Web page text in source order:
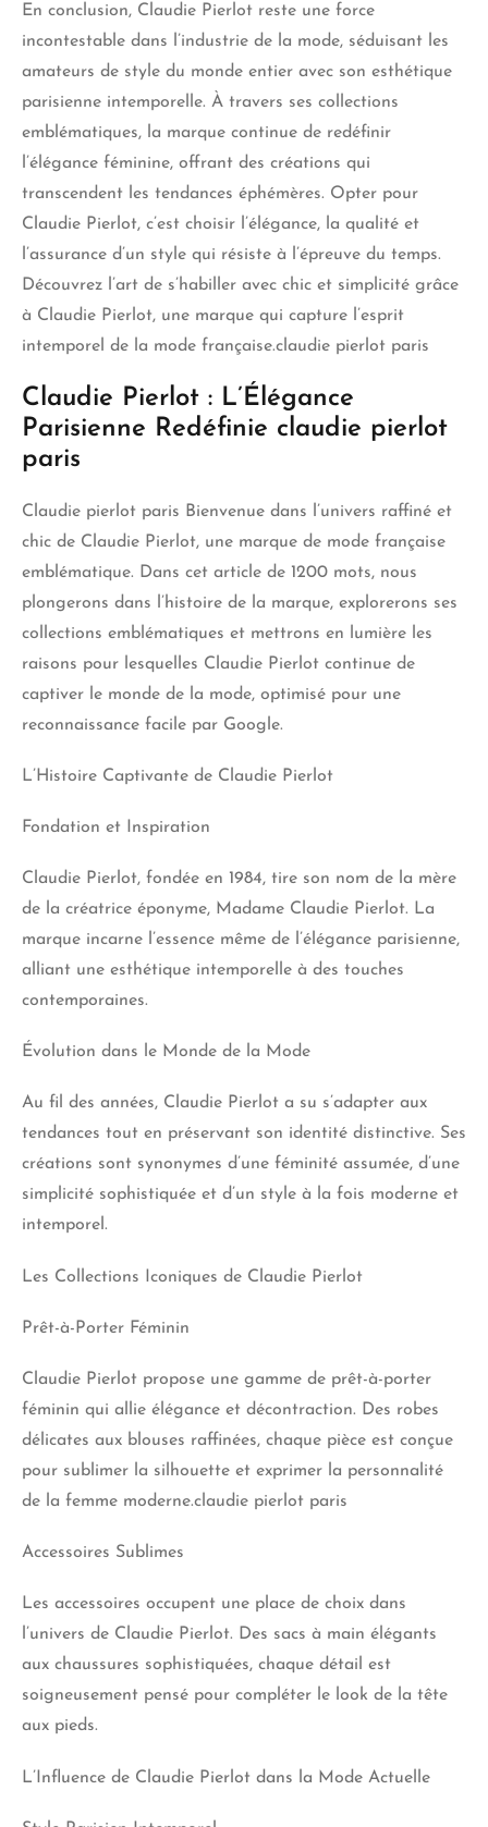
En conclusion, Claudie Pierlot reste une force
incontestable dans l’industrie de la mode, séduisant les
amateurs de style du monde entier avec son esthétique
parisienne intemporelle. À travers ses collections
emblématiques, la marque continue de redéfinir
l’élégance féminine, offrant des créations qui
transcendent les tendances éphémères. Opter pour
Claudie Pierlot, c’est choisir l’élégance, la qualité et
l’assurance d’un style qui résiste à l’épreuve du temps.
Découvrez l’art de s’habiller avec chic et simplicité grâce
à Claudie Pierlot, une marque qui capture l’esprit
intemporel de la mode française.claudie pierlot paris
Claudie Pierlot : L’Élégance
Parisienne Redéfinie claudie pierlot
paris
Claudie pierlot paris Bienvenue dans l’univers raffiné et
chic de Claudie Pierlot, une marque de mode française
emblématique. Dans cet article de 1200 mots, nous
plongerons dans l’histoire de la marque, explorerons ses
collections emblématiques et mettrons en lumière les
raisons pour lesquelles Claudie Pierlot continue de
captiver le monde de la mode, optimisé pour une
reconnaissance facile par Google.
L’Histoire Captivante de Claudie Pierlot
Fondation et Inspiration
Claudie Pierlot, fondée en 1984, tire son nom de la mère
de la créatrice éponyme, Madame Claudie Pierlot. La
marque incarne l’essence même de l’élégance parisienne,
alliant une esthétique intemporelle à des touches
contemporaines.
Évolution dans le Monde de la Mode
Au fil des années, Claudie Pierlot a su s’adapter aux
tendances tout en préservant son identité distinctive. Ses
créations sont synonymes d’une féminité assumée, d’une
simplicité sophistiquée et d’un style à la fois moderne et
intemporel.
Les Collections Iconiques de Claudie Pierlot
Prêt-à-Porter Féminin
Claudie Pierlot propose une gamme de prêt-à-porter
féminin qui allie élégance et décontraction. Des robes
délicates aux blouses raffinées, chaque pièce est conçue
pour sublimer la silhouette et exprimer la personnalité
de la femme moderne.claudie pierlot paris
Accessoires Sublimes
Les accessoires occupent une place de choix dans
l’univers de Claudie Pierlot. Des sacs à main élégants
aux chaussures sophistiquées, chaque détail est
soigneusement pensé pour compléter le look de la tête
aux pieds.
L’Influence de Claudie Pierlot dans la Mode Actuelle